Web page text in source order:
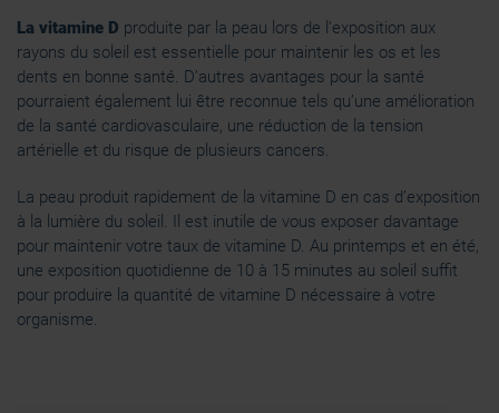
La vitamine D produite par la peau lors de l’exposition aux
rayons du soleil est essentielle pour maintenir les os et les
dents en bonne santé. D’autres avantages pour la santé
pourraient également lui être reconnue tels qu’une amélioration
de la santé cardiovasculaire, une réduction de la tension
artérielle et du risque de plusieurs cancers.
La peau produit rapidement de la vitamine D en cas d’exposition
à la lumière du soleil. Il est inutile de vous exposer davantage
pour maintenir votre taux de vitamine D. Au printemps et en été,
une exposition quotidienne de 10 à 15 minutes au soleil suffit
pour produire la quantité de vitamine D nécessaire à votre
organisme.